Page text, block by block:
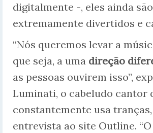
digitalmente -, eles ainda são
extremamente divertidos e
“Nós queremos levar a
que seja, a uma direção
as pessoas ouvirem isso”,
Luminati, o cabeludo cantor
constantemente usa
entrevista ao site Outline.